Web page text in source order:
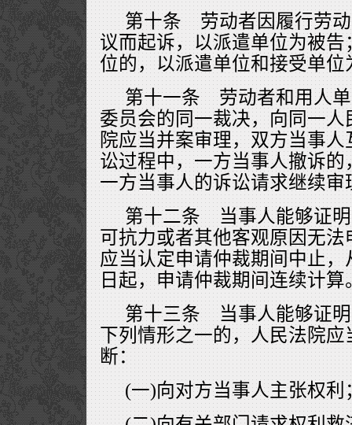
第十条 劳动者因履行劳
议而起诉，以派遣单位为被
位的，以派遣单位和接受单位
第十一条 劳动者和用人
委员会的同一裁决，向同一
院应当并案审理，双方当事
讼过程中，一方当事人撤诉
一方当事人的诉讼请求继续审
第十二条 当事人能够证
可抗力或者其他客观原因无
应当认定申请仲裁期间中止
日起，申请仲裁期间连续计算
第十三条 当事人能够证
下列情形之一的，人民法院
断：
(一)向对方当事人主张权利